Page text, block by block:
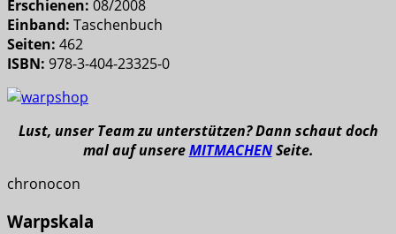
Erschienen: 08/2008
Einband: Taschenbuch
Seiten: 462
ISBN: 978-3-404-23325-0
Lust, unser Team zu unterstützen? Dann schaut doch
mal auf unsereMITMACHENSeite.
chronocon
Warpskala